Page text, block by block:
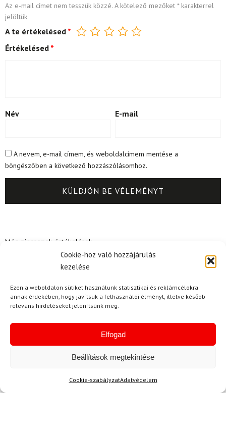
Cookie-hoz való hozzájárulás
kezelése
Ezen a weboldalon sütiket használunk statisztikai és reklámcélokra
annak érdekében, hogy javítsuk a felhasználói élményt, illetve később
releváns hirdetéseket jelenítsünk meg.
Elfogad
Beállítások megtekintése
Cookie-szabályzatAdatvédelem
Az e-mail címet nem tesszük közzé. A kötelező mezőket *karakterrel
jelöltük
A te értékelésed *
Értékelésed *
Név E-mail
A nevem, e-mail címem, és weboldalcímem mentése a
böngészőben a következő hozzászólásomhoz.
Még nincsenek értékelések.
Kérdése van?
Kérdése van?
info@topskisport.hu